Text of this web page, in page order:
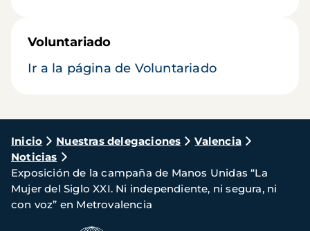
Voluntariado
Ir a la página de Voluntariado
Ruta
de
navegación
Inicio Nuestras delegaciones
Valencia
Noticias
Exposición de la campaña de Manos Unidas “La
Mujer del Siglo XXI. Ni independiente, ni segura, ni
con voz” en Metrovalencia